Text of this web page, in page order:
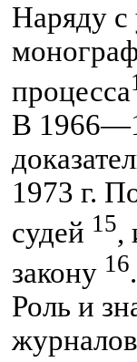
Наряду с
процесса
В
1973 г.
судей 15,
закону 16.
Роль и